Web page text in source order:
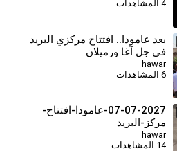
بعد عامودا.. افتتاح مركزي البريد
في جل آغا ورميلان
hawar
6 المشاهدات
07-07-2027-عامودا-افتتاح-
مركز-البريد
hawar
14 المشاهدات